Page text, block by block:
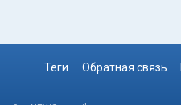
Теги Обратная связь